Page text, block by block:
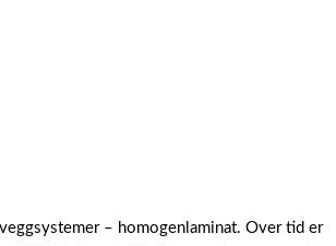
– homogenlaminat. Over tid er